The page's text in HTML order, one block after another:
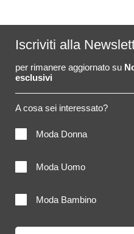
Iscriviti alla
per rimanere aggiornato su
esclusivi
A cosa sei interessato?
Moda Donna
Moda Uomo
Moda Bambino